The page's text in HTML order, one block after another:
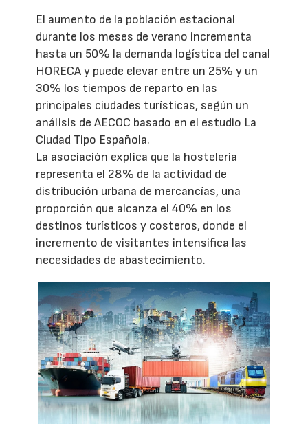
El aumento de la población estacional
durante los meses de verano incrementa
hasta un 50% la demanda logística del canal
HORECA y puede elevar entre un 25% y un
30% los tiempos de reparto en las
principales ciudades turísticas, según un
análisis de AECOC basado en el estudio La
Ciudad Tipo Española.
La asociación explica que la hostelería
representa el 28% de la actividad de
distribución urbana de mercancías, una
proporción que alcanza el 40% en los
destinos turísticos y costeros, donde el
incremento de visitantes intensifica las
necesidades de abastecimiento.